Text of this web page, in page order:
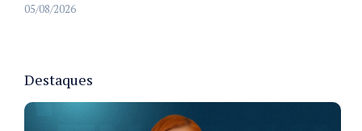
05/08/2026
Destaques